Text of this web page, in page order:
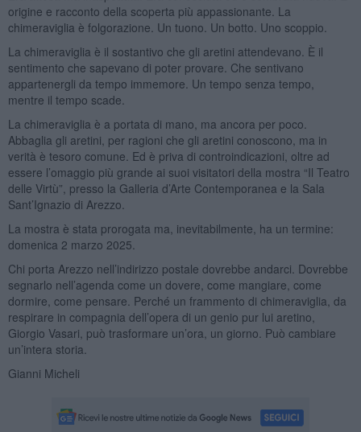
origine e racconto della scoperta più appassionante. La
chimeraviglia è folgorazione. Un tuono. Un botto. Uno scoppio.
La chimeraviglia è il sostantivo che gli aretini attendevano. È il
sentimento che sapevano di poter provare. Che sentivano
appartenergli da tempo immemore. Un tempo senza tempo,
mentre il tempo scade.
La chimeraviglia è a portata di mano, ma ancora per poco.
Abbaglia gli aretini, per ragioni che gli aretini conoscono, ma in
verità è tesoro comune. Ed è priva di controindicazioni, oltre ad
essere l’omaggio più grande ai suoi visitatori della mostra “Il Teatro
delle Virtù”, presso la Galleria d’Arte Contemporanea e la Sala
Sant’Ignazio di Arezzo.
La mostra è stata prorogata ma, inevitabilmente, ha un termine:
domenica 2 marzo 2025.
Chi porta Arezzo nell’indirizzo postale dovrebbe andarci. Dovrebbe
segnarlo nell’agenda come un dovere, come mangiare, come
dormire, come pensare. Perché un frammento di chimeraviglia, da
respirare in compagnia dell’opera di un genio pur lui aretino,
Giorgio Vasari, può trasformare un’ora, un giorno. Può cambiare
un’intera storia.
Gianni Micheli